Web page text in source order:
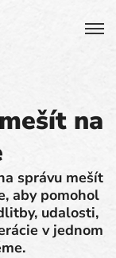
na
správu mešít
aby pomohol
udalosti,
v jednom